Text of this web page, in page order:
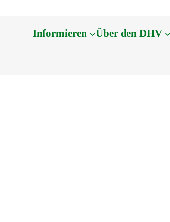
Informieren Über den DHV